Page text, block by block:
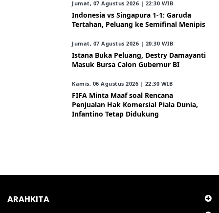
Jumat, 07 Agustus 2026 | 22:30 WIB
Indonesia vs Singapura 1-1: Garuda
Tertahan, Peluang ke Semifinal Menipis
Jumat, 07 Agustus 2026 | 20:30 WIB
Istana Buka Peluang, Destry Damayanti
Masuk Bursa Calon Gubernur BI
Kamis, 06 Agustus 2026 | 22:30 WIB
FIFA Minta Maaf soal Rencana
Penjualan Hak Komersial Piala Dunia,
Infantino Tetap Didukung
ARAHKITA